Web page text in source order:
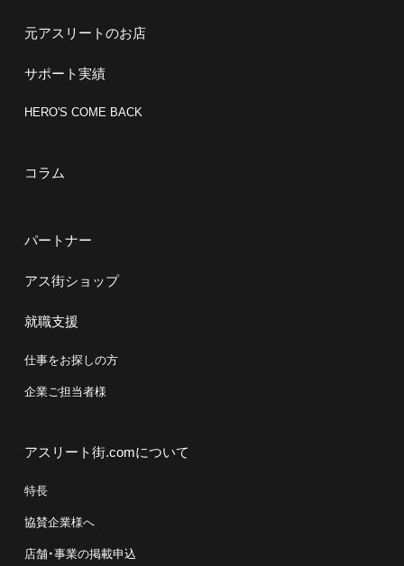
元アスリートのお店
サポート実績
HERO'S COME BACK
コラム
パートナー
アス街ショップ
就職支援
仕事をお探しの方
企業ご担当者様
アスリート街.comについて
特長
協賛企業様へ
店舗・事業の掲載申込